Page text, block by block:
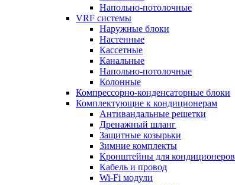
Напольно-потолочные
VRF системы
Наружные блоки
Настенные
Кассетные
Канальные
Напольно-потолочные
Колонные
Компрессорно-конденсаторные блоки
Комплектующие к кондиционерам
Антивандальные решетки
Дренажный шланг
Защитные козырьки
Зимние комплекты
Кронштейны для кондиционеров
Кабель и провод
Wi-Fi модули